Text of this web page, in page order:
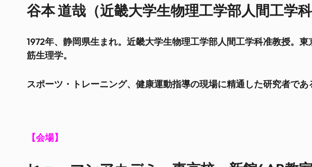
谷本 道哉（近畿大学生物理工学部人間工学科
1972年、静岡県生まれ。近畿大学生物理工学部人間工学科准教授。
筋生理学。
スポーツ・トレーニング、健康運動指導の現場に精通した研究者であ
【会場】